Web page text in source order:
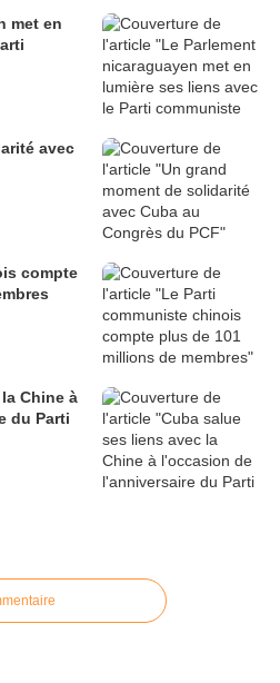
met en
avec
compte
Chine à
du Parti